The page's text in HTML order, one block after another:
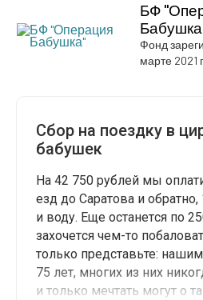
БФ
Фонд
марте 2021
Сбор на поезд­ку в
бабушек
На 42 750 руб­лей мы
езд до Сара­то­ва и
и воду. Еще оста­нет­ся по
захо­чет­ся чем-то
толь­ко пред­ставь­те:
75 лет, мно­гих из них
и толь­ко меч­тать могут о